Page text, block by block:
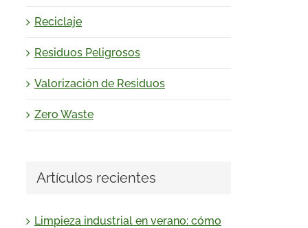
Reciclaje
Residuos Peligrosos
Valorización de Residuos
Zero Waste
Artículos recientes
Limpieza industrial en verano: cómo